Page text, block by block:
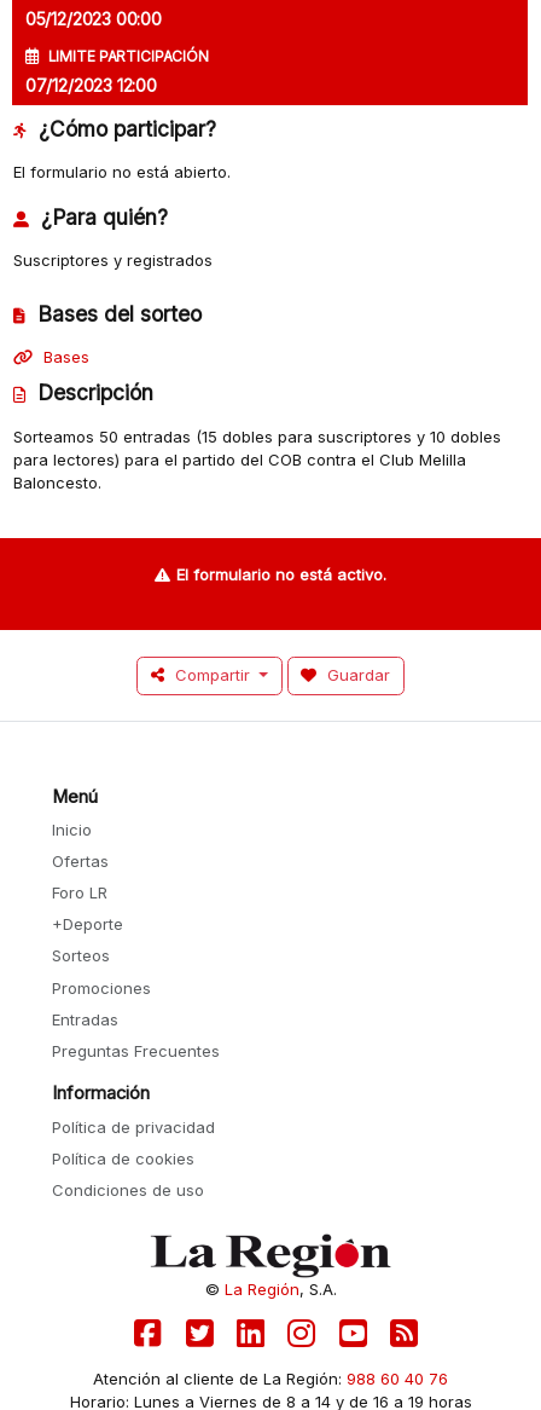
05/12/2023 00:00
LIMITE PARTICIPACIÓN
07/12/2023 12:00
¿Cómo participar?
El formulario no está abierto.
¿Para quién?
Suscriptores y registrados
Bases del sorteo
Bases
Descripción
Sorteamos 50 entradas (15 dobles para suscriptores y 10 dobles
para lectores) para el partido del COB contra el Club Melilla
Baloncesto.
El formulario no está activo.
Compartir Guardar
Menú
Inicio
Ofertas
Foro LR
+Deporte
Sorteos
Promociones
Entradas
Preguntas Frecuentes
Información
Política de privacidad
Política de cookies
Condiciones de uso
© La Región, S.A.
Atención al cliente de La Región: 988 60 40 76
Horario: Lunes a Viernes de 8 a 14 y de 16 a 19 horas